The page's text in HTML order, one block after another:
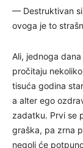
— Destruktivan
ovoga je to
Ali, jednoga
pročitaju
tisuća godina
a alter ego
zadatku. Prvi se
graška, pa zrna
negoli će